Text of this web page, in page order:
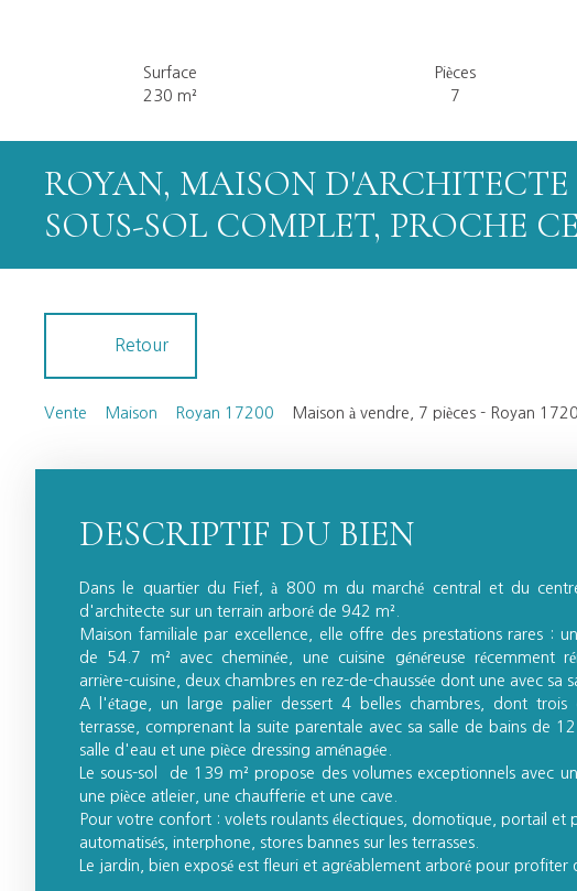
Surface
230 m²
Pièces
7
ROYAN, MAISON D'ARCHITECTE
SOUS-SOL COMPLET, PROCHE
Retour
Vente Maison Royan 17200 Maison à vendre, 7 pièces - Royan
DESCRIPTIF DU BIEN
Dans le quartier du Fief, à 800 m du marché central et du
d'architecte sur un terrain arboré de 942 m².
Maison familiale par excellence, elle offre des prestations rares :
de 54.7 m² avec cheminée, une cuisine généreuse récemment
arrière-cuisine, deux chambres en rez-de-chaussée dont une avec sa
A l'étage, un large palier dessert 4 belles chambres, dont trois
terrasse, comprenant la suite parentale avec sa salle de bains de
salle d'eau et une pièce dressing aménagée.
Le sous-sol de 139 m² propose des volumes exceptionnels avec
une pièce atleier, une chaufferie et une cave.
Pour votre confort : volets roulants électiques, domotique, portail et
automatisés, interphone, stores bannes sur les terrasses.
Le jardin, bien exposé est fleuri et agréablement arboré pour profiter